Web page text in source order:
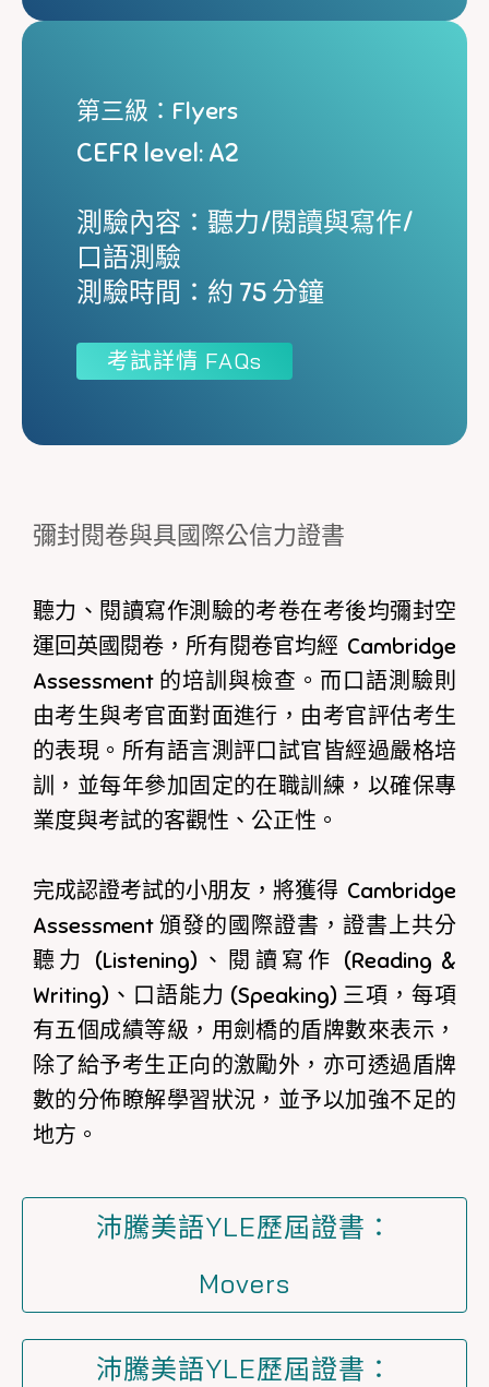
第三級：Flyers
CEFR level: A2
測驗內容：聽力/閱讀與寫作/
口語測驗
測驗時間：約 75 分鐘
考試詳情 FAQs
彌封閱卷與具國際公信力證書
聽力、閱讀寫作測驗的考卷在考後均彌封空
運回英國閱卷，所有閱卷官均經 Cambridge
Assessment 的培訓與檢查。而口語測驗則
由考生與考官面對面進行，由考官評估考生
的表現。所有語言測評口試官皆經過嚴格培
訓，並每年參加固定的在職訓練，以確保專
業度與考試的客觀性、公正性。
完成認證考試的小朋友，將獲得 Cambridge
Assessment 頒發的國際證書，證書上共分
聽力 (Listening)、閱讀寫作 (Reading &
Writing)、口語能力 (Speaking) 三項，每項
有五個成績等級，用劍橋的盾牌數來表示，
除了給予考生正向的激勵外，亦可透過盾牌
數的分佈瞭解學習狀況，並予以加強不足的
地方。
沛騰美語YLE歷屆證書：
Movers
沛騰美語YLE歷屆證書：